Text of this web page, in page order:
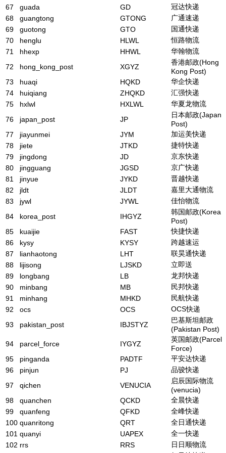
67
guada GD
冠达快递
68
guangtong GTONG
广通速递
69
guotong GTO
国通快递
70
henglu HLWL
恒路物流
71
hhexp HHWL
华翰物流
72
hong_kong_post XGYZ
香港邮政(Hong
Kong Post)
73
huaqi HQKD
华企快递
74
huiqiang ZHQKD
汇强快递
75
hxlwl HXLWL
华夏龙物流
76
japan_post JP
日本邮政(Japan
Post)
77
jiayunmei JYM
加运美快递
78
jiete JTKD
捷特快递
79
jingdong JD
京东快递
80
jingguang JGSD
京广快递
81
jinyue JYKD
晋越快递
82
jldt JLDT
嘉里大通物流
83
jywl JYWL
佳怡物流
84
korea_post IHGYZ
韩国邮政(Korea
Post)
85
kuaijie FAST
快捷快递
86
kysy KYSY
跨越速运
87
lianhaotong LHT
联昊通快递
88
lijisong LJSKD
立即送
89
longbang LB
龙邦快递
90
minbang MB
民邦快递
91
minhang MHKD
民航快递
92
ocs OCS
OCS快递
93
pakistan_post IBJSTYZ
巴基斯坦邮政
(Pakistan Post)
94
parcel_force IYGYZ
英国邮政(Parcel
Force)
95
pinganda PADTF
平安达快递
96
pinjun PJ
品骏快递
97
qichen VENUCIA
启辰国际物流
(venucia)
98
quanchen QCKD
全晨快递
99
quanfeng QFKD
全峰快递
100 quanritong QRT
全日通快递
101 quanyi UAPEX
全一快递
102 rrs RRS
日日顺物流